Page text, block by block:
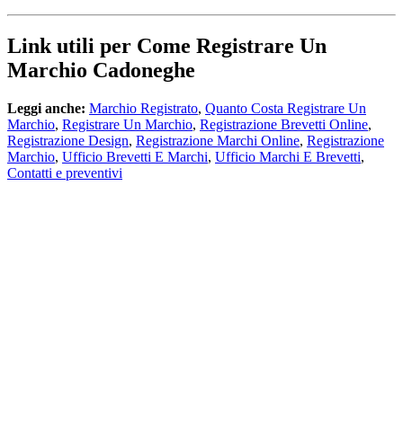
Link utili per Come Registrare Un
Marchio Cadoneghe
Leggi anche: Marchio Registrato, Quanto Costa Registrare Un
Marchio, Registrare Un Marchio, Registrazione Brevetti Online,
Registrazione Design, Registrazione Marchi Online, Registrazione
Marchio, Ufficio Brevetti E Marchi, Ufficio Marchi E Brevetti,
Contatti e preventivi